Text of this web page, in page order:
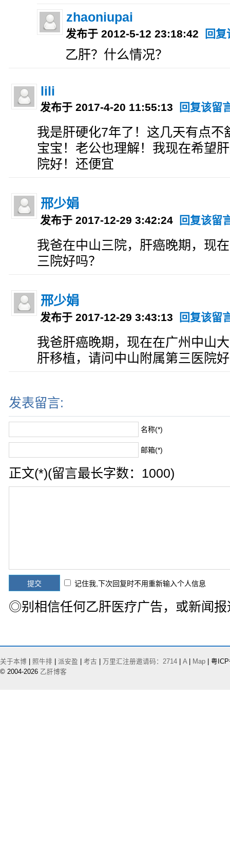
zhaoniupai
发布于 2012-5-12 23:18:42 回
乙肝？什么情况？
lili
发布于 2017-4-20 11:55:13 回复该留
我是肝硬化7年了！这几天有点不
宝宝！老公也理解！我现在希望
院好！还便宜
邢少娟
发布于 2017-12-29 3:42:24 回复该留
我爸在中山三院，肝癌晚期，现
三院好吗？
邢少娟
发布于 2017-12-29 3:43:13 回复该留
我爸肝癌晚期，现在在广州中山
肝移植，请问中山附属第三医院
发表留言:
名称(*)
邮箱(*)
正文(*)(留言最长字数：1000)
记住我,下次回复时不用重新输入个人信息
◎别相信任何乙肝医疗广告，或新闻报
关于本博 照牛排 派安盈 考古 万里汇注册邀请码：2714 A| Map | 粤
© 2004-2026 乙肝博客